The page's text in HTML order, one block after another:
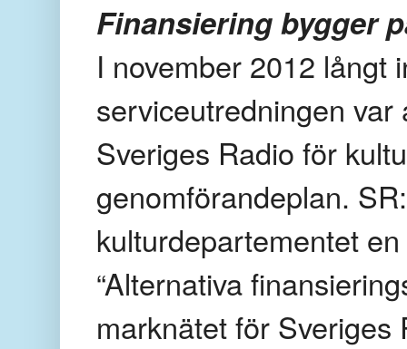
Finansiering bygger
I november 2012 långt
serviceutredningen
Sveriges Radio för
genomförandeplan.
kulturdepartementet
“Alternativa
marknätet för